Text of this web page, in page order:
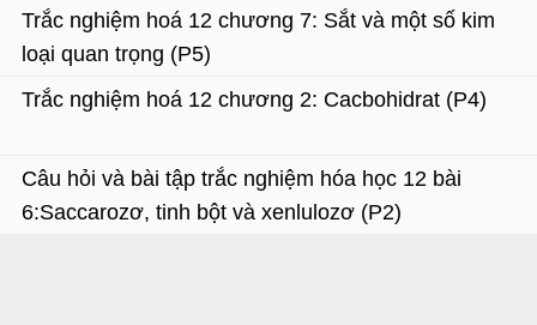
Trắc nghiệm hoá 12 chương 7: Sắt và một số kim
loại quan trọng (P5)
Trắc nghiệm hoá 12 chương 2: Cacbohidrat (P4)
Câu hỏi và bài tập trắc nghiệm hóa học 12 bài
6:Saccarozơ, tinh bột và xenlulozơ (P2)